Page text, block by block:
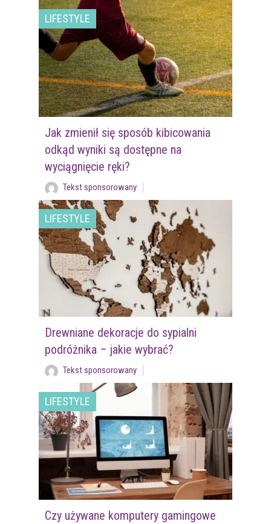
LIFESTYLE
Jak zmienił się sposób kibicowania
odkąd wyniki są dostępne na
wyciągnięcie ręki?
Tekst sponsorowany
LIFESTYLE
Drewniane dekoracje do sypialni
podróżnika – jakie wybrać?
Tekst sponsorowany
LIFESTYLE
Czy używane komputery gamingowe